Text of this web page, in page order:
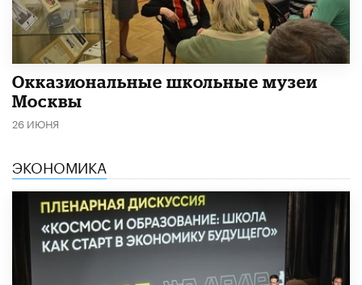
​Окказиональные школьные музеи
Москвы
26 ИЮНЯ
ЭКОНОМИКА